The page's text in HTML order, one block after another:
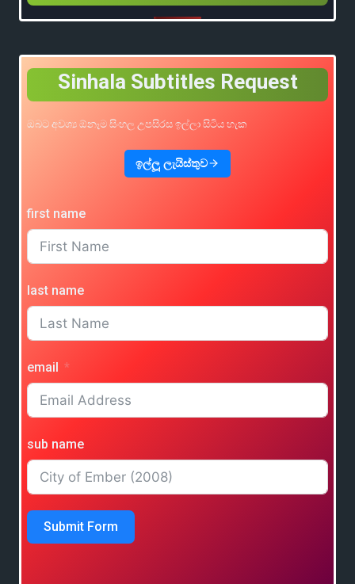
Sinhala Subtitles Request
ඔබට අවශ්‍ය ඕනෑම සිංහල උපසිරස ඉල්ලා සිටිය හැක
ඉල්ලූ ලැයිස්තුව
first name
last name
email
sub name
Submit Form